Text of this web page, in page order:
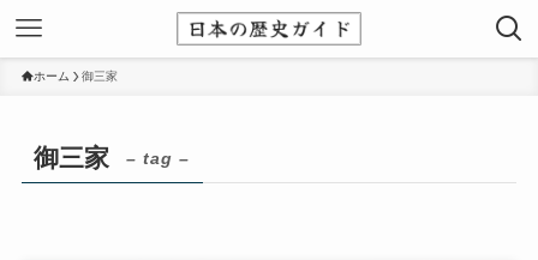
ホーム 御三家
御三家 – tag –